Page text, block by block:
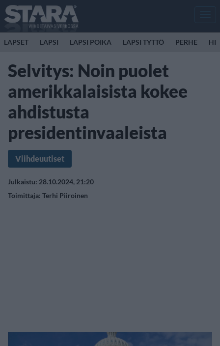
LAPSET LAPSI LAPSI POIKA LAPSI TYTTÖ PERHE
Selvitys: Noin puolet
amerikkalaisista kokee
ahdistusta
presidentinvaaleista
Viihdeuutiset
Julkaistu: 28.10.2024, 21:20
Toimittaja: Terhi Piiroinen